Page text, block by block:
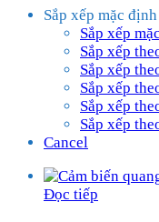
Sắp xếp mặc định
Sắp xếp
Sắp xếp
Sắp xếp
Sắp xếp
Sắp xếp
Sắp xếp
Cancel
Đọc tiếp